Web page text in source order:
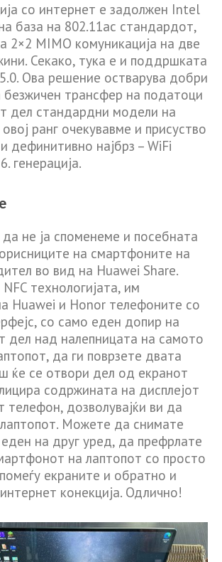
со интернет е задолжен Intel
база на 802.11ac стандардот,
2×2 MIMO комуникација на две
Секако, тука е и поддршката
Ова решение остварува добри
безжичен трансфер на податоци
дел стандардни модели на
ранг очекувавме и присуство
дефинитивно најбрз – WiFi
генерација.
не ја споменеме и посебната
на смартфоните на
во вид на Huawei Share.
NFC технологијата, им
Huawei и Honor телефоните со
со само еден допир на
дел над налепницата на самото
да ги поврзете двата
ќе се отвори дел од екранот
содржината на дисплејот
дозволувајќи ви да
Можете да снимате
на друг уред, да префрлате
на лаптопот со просто
екраните и обратно и
конекција. Одлично!